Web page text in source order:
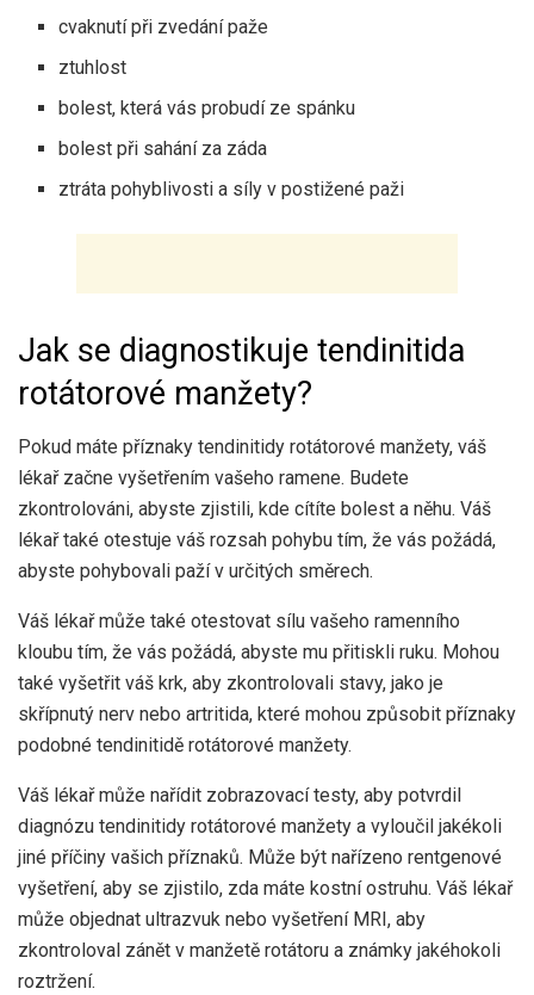
cvaknutí při zvedání paže
ztuhlost
bolest, která vás probudí ze spánku
bolest při sahání za záda
ztráta pohyblivosti a síly v postižené paži
Jak se diagnostikuje tendinitida
rotátorové manžety?
Pokud máte příznaky tendinitidy rotátorové manžety, váš
lékař začne vyšetřením vašeho ramene. Budete
zkontrolováni, abyste zjistili, kde cítíte bolest a něhu. Váš
lékař také otestuje váš rozsah pohybu tím, že vás požádá,
abyste pohybovali paží v určitých směrech.
Váš lékař může také otestovat sílu vašeho ramenního
kloubu tím, že vás požádá, abyste mu přitiskli ruku. Mohou
také vyšetřit váš krk, aby zkontrolovali stavy, jako je
skřípnutý nerv nebo artritida, které mohou způsobit příznaky
podobné tendinitidě rotátorové manžety.
Váš lékař může nařídit zobrazovací testy, aby potvrdil
diagnózu tendinitidy rotátorové manžety a vyloučil jakékoli
jiné příčiny vašich příznaků. Může být nařízeno rentgenové
vyšetření, aby se zjistilo, zda máte kostní ostruhu. Váš lékař
může objednat ultrazvuk nebo vyšetření MRI, aby
zkontroloval zánět v manžetě rotátoru a známky jakéhokoli
roztržení.